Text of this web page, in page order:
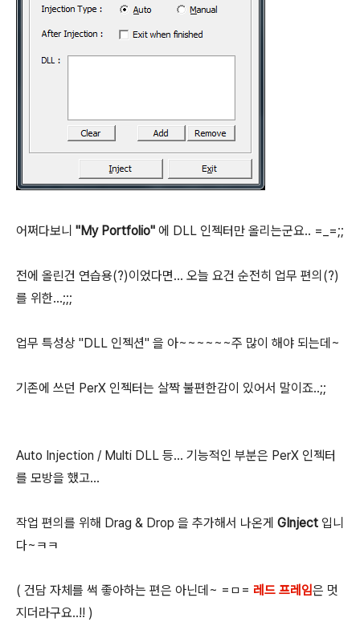
어쩌다보니 "My Portfolio" 에 DLL 인젝터만 올리는군요.. =_=;;
전에 올린건 연습용(?)이었다면... 오늘 요건 순전히 업무 편의(?)
를 위한...;;;
업무 특성상 "DLL 인젝션" 을 아~~~~~~주 많이 해야 되는데~
기존에 쓰던 PerX 인젝터는 살짝 불편한감이 있어서 말이죠..;;
Auto Injection / Multi DLL 등... 기능적인 부분은 PerX 인젝터
를 모방을 했고...
작업 편의를 위해 Drag & Drop 을 추가해서 나온게 GInject 입니
다~ㅋㅋ
( 건담 자체를 썩 좋아하는 편은 아닌데~ =ㅁ= 레드 프레임은 멋
지더라구요..!! )